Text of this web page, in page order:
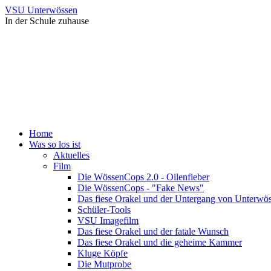
VSU Unterwössen
In der Schule zuhause
Home
Was so los ist
Aktuelles
Film
Die WössenCops 2.0 - Oilenfieber
Die WössenCops - "Fake News"
Das fiese Orakel und der Untergang von
Schüler-Tools
VSU Imagefilm
Das fiese Orakel und der fatale Wunsch
Das fiese Orakel und die geheime Kammer
Kluge Köpfe
Die Mutprobe